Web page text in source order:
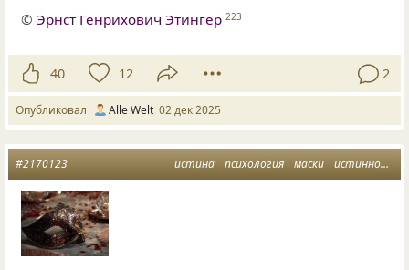
©Эрнст Генрихович Этингер 223
40 12 2
Опубликовал Alle Welt 02 дек 2025
истина психология маски истинное лицо
#2170123